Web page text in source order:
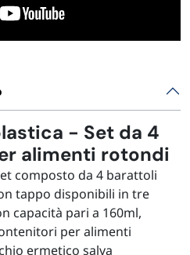
- Set da 4
alimenti rotondi
composto da 4 barattoli
tappo disponibili in tre
capacità pari a 160ml,
per alimenti
ermetico salva